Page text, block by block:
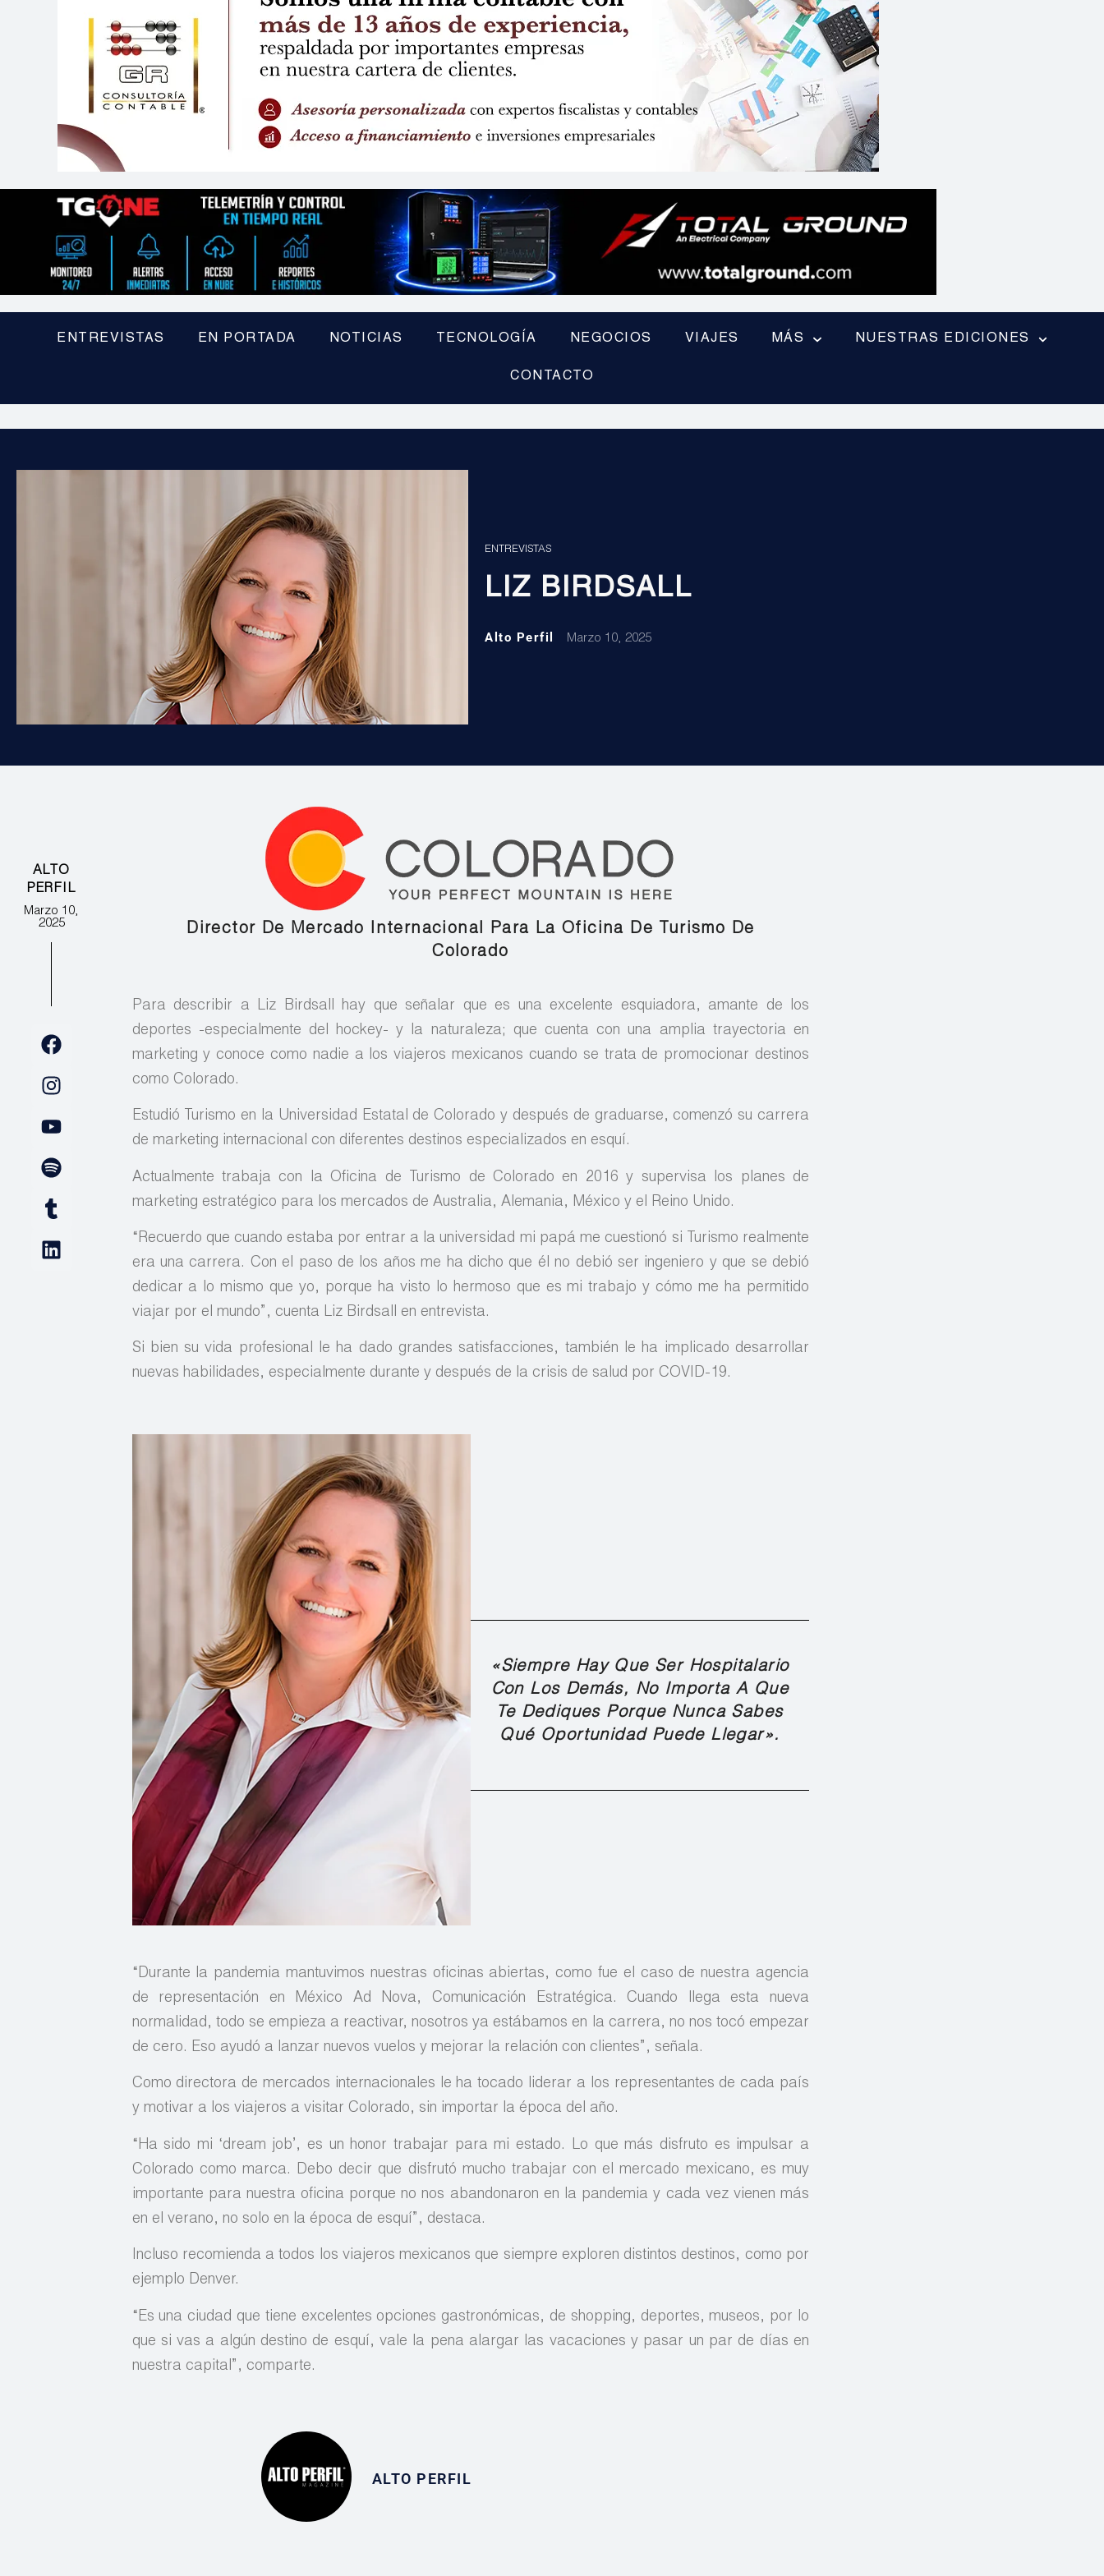
ENTREVISTAS EN PORTADA NOTICIAS TECNOLOGÍA NEGOCIOS VIAJES MÁS NUESTRAS EDICIONES
CONTACTO
ENTREVISTAS
LIZ BIRDSALL
Alto Perfil Marzo 10, 2025
ALTO
PERFIL
Marzo 10,
2025
Director De Mercado Internacional Para La Oficina De Turismo De
Colorado
Para describir a Liz Birdsall hay que señalar que es una excelente esquiadora, amante de los
deportes -especialmente del hockey- y la naturaleza; que cuenta con una amplia trayectoria en
marketing y conoce como nadie a los viajeros mexicanos cuando se trata de promocionar destinos
como Colorado.
Estudió Turismo en la Universidad Estatal de Colorado y después de graduarse, comenzó su carrera
de marketing internacional con diferentes destinos especializados en esquí.
Actualmente trabaja con la Oficina de Turismo de Colorado en 2016 y supervisa los planes de
marketing estratégico para los mercados de Australia, Alemania, México y el Reino Unido.
“Recuerdo que cuando estaba por entrar a la universidad mi papá me cuestionó si Turismo realmente
era una carrera. Con el paso de los años me ha dicho que él no debió ser ingeniero y que se debió
dedicar a lo mismo que yo, porque ha visto lo hermoso que es mi trabajo y cómo me ha permitido
viajar por el mundo”, cuenta Liz Birdsall en entrevista.
Si bien su vida profesional le ha dado grandes satisfacciones, también le ha implicado desarrollar
nuevas habilidades, especialmente durante y después de la crisis de salud por COVID-19.
«Siempre Hay Que Ser Hospitalario
Con Los Demás, No Importa A Que
Te Dediques Porque Nunca Sabes
Qué Oportunidad Puede Llegar».
“Durante la pandemia mantuvimos nuestras oficinas abiertas, como fue el caso de nuestra agencia
de representación en México Ad Nova, ­Comunicación Estratégica. Cuando llega esta nueva
normalidad, todo se empieza a reactivar, nosotros ya estábamos en la carrera, no nos tocó empezar
de cero. Eso ayudó a lanzar nuevos vuelos y mejorar la relación con clientes”, señala.
Como directora de mercados internacionales le ha tocado liderar a los representantes de cada país
y motivar a los viajeros a visitar Colorado, sin importar la época del año.
“Ha sido mi ‘dream job’, es un honor trabajar para mi estado. Lo que más disfruto es impulsar a
Colorado como marca. Debo decir que disfrutó mucho trabajar con el mercado mexicano, es muy
importante para nuestra oficina porque no nos abandonaron en la pandemia y cada vez vienen más
en el verano, no solo en la época de esquí”, destaca.
Incluso recomienda a todos los viajeros mexicanos que siempre exploren distintos destinos, como por
ejemplo Denver.
“Es una ciudad que tiene excelentes opciones gastronómicas, de shopping, deportes, museos, por lo
que si vas a algún destino de esquí, vale la pena alargar las vacaciones y pasar un par de días en
nuestra capital”, comparte.
ALTO PERFIL